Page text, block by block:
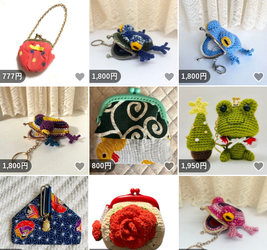
777 円 いいね！
1,800 円 いいね！
1,800円
1,800円 いいね！
800円 いいね！
1,950円